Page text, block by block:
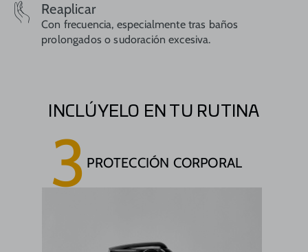
Reaplicar
Con frecuencia, especialmente tras baños
prolongados o sudoración excesiva.
INCLÚYELO EN TU RUTINA
3 PROTECCIÓN CORPORAL